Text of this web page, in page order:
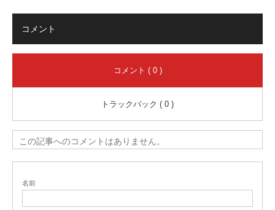
コメント
コメント ( 0 )
トラックバック ( 0 )
この記事へのコメントはありません。
名前